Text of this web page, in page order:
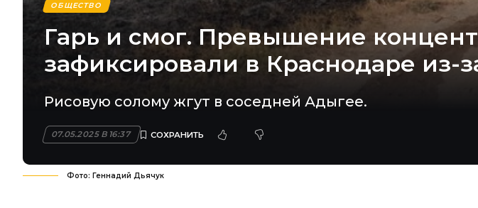
ОБЩЕСТВО
Гарь и смог. Превышение
зафиксировали в Краснодаре из-
Рисовую солому жгут в соседней Адыгее.
07.05.2025 В 16:37
Фото: Геннадий Дьячук